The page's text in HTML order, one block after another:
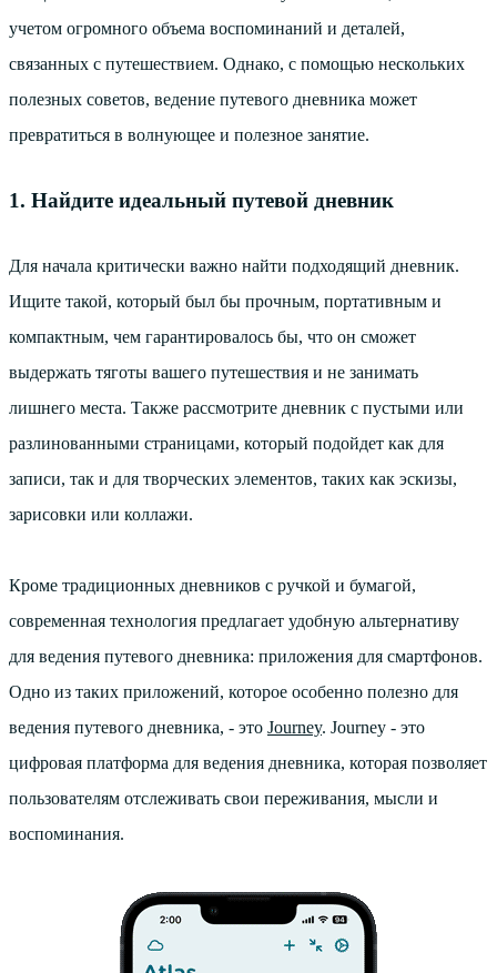
учетом огромного объема воспоминаний и деталей,
связанных с путешествием. Однако, с помощью нескольких
полезных советов, ведение путевого дневника может
превратиться в волнующее и полезное занятие.
1. Найдите идеальный путевой дневник
Для начала критически важно найти подходящий дневник.
Ищите такой, который был бы прочным, портативным и
компактным, чем гарантировалось бы, что он сможет
выдержать тяготы вашего путешествия и не занимать
лишнего места. Также рассмотрите дневник с пустыми или
разлинованными страницами, который подойдет как для
записи, так и для творческих элементов, таких как эскизы,
зарисовки или коллажи.
Кроме традиционных дневников с ручкой и бумагой,
современная технология предлагает удобную альтернативу
для ведения путевого дневника: приложения для смартфонов.
Одно из таких приложений, которое особенно полезно для
ведения путевого дневника, - это Journey. Journey - это
цифровая платформа для ведения дневника, которая позволяет
пользователям отслеживать свои переживания, мысли и
воспоминания.